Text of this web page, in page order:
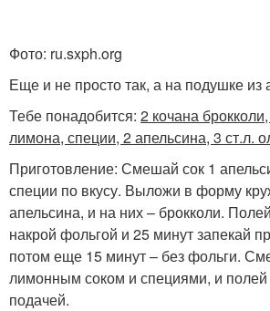
Фото: ru.sxph.org
Еще и не просто так, а на подушке из
Тебе понадобится: 2 кочана
лимона, специи, 2 апельсина, 3 ст.л.
Приготовление: Смешай сок 1
специи по вкусу. Выложи в форму
апельсина, и на них – брокколи.
накрой фольгой и 25 минут запекай
потом еще 15 минут – без фольги.
лимонным соком и специями, и полей
подачей.